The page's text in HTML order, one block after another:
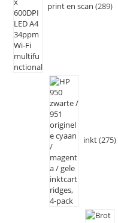
print en scan 289
inkt 275